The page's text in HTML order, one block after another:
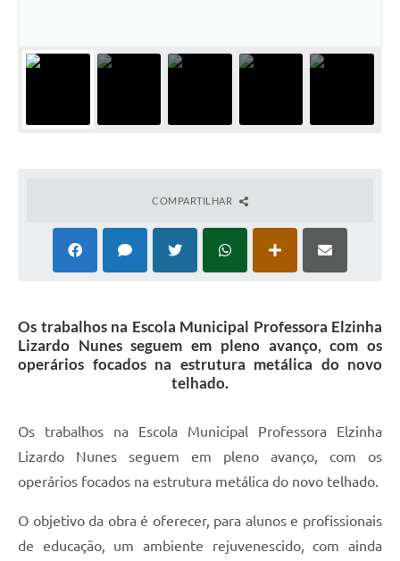
COMPARTILHAR
Os trabalhos na Escola Municipal Professora Elzinha
Lizardo Nunes seguem em pleno avanço, com os
operários focados na estrutura metálica do novo
telhado.
Os trabalhos na Escola Municipal Professora Elzinha
Lizardo Nunes seguem em pleno avanço, com os
operários focados na estrutura metálica do novo telhado.
O objetivo da obra é oferecer, para alunos e profissionais
de educação, um ambiente rejuvenescido, com ainda